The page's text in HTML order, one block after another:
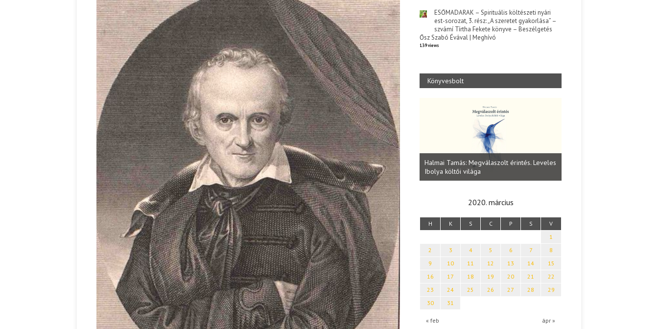
ESŐMADARAK – Spirituális költészeti nyári
est-sorozat, 3. rész: „A szeretet gyakorlása” –
szvámí Tírtha Fekete könyve – Beszélgetés
Ősz Szabó Évával | Meghívó
139 views
Könyvesbolt
Marietta: Szavak a fényből Káplán Géza: Erotikai kalauz
Parvathy Baul: A NAGY LELKEK DALAI.
Bevezetés a bául ösvénybe (Fordította:
Rideg Zsófia)
Halmai Tamás: Megválaszolt érintés. Leveles
Ibolya költői világa
2020. március
H K S C P S V
« feb ápr »
1
2
3 4 5 6 7
8
9
10 11 12 13 14
15
16
17 18 19 20 21
22
23
24 25 26 27 28
29
30
31